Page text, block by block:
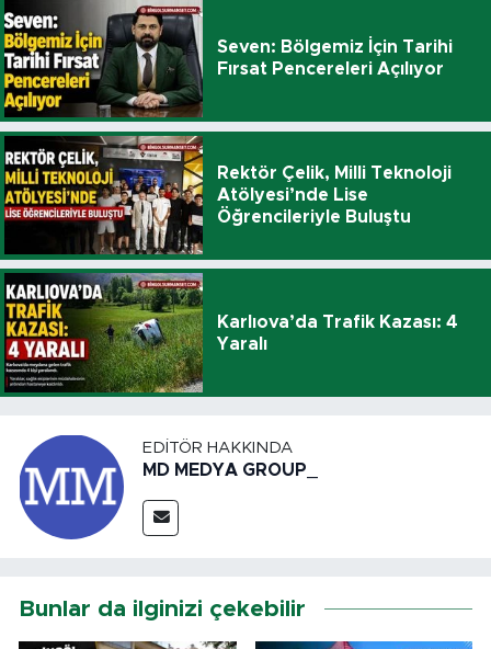
Seven: Bölgemiz İçin Tarihi
Fırsat Pencereleri Açılıyor
Rektör Çelik, Milli Teknoloji
Atölyesi’nde Lise
Öğrencileriyle Buluştu
Karlıova’da Trafik Kazası: 4
Yaralı
EDITÖR HAKKINDA
MD MEDYA GROUP_
Bunlar da ilginizi çekebilir